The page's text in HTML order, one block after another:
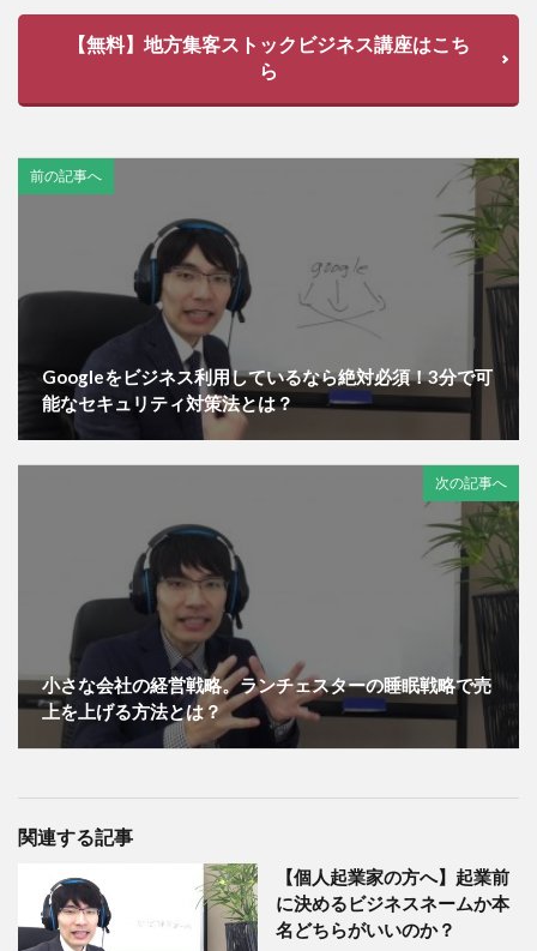
【無料】地方集客ストックビジネス講座はこち
ら
前の記事へ
Googleをビジネス利用しているなら絶対必須！3分で可
能なセキュリティ対策法とは？
次の記事へ
小さな会社の経営戦略。ランチェスターの睡眠戦略で売
上を上げる方法とは？
関連する記事
【個人起業家の方へ】起業前
に決めるビジネスネームか本
名どちらがいいのか？